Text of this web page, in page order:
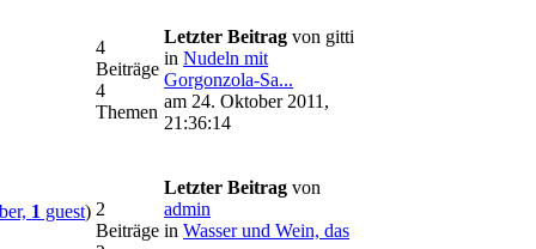
4
Beiträge
4
Themen
Letzter Beitrag von gitti
inNudeln mit
Gorgonzola-Sa...
am 24. Oktober 2011,
21:36:14
1 guest) 2
Beiträge
Letzter Beitrag von
admin
inWasser und Wein, das